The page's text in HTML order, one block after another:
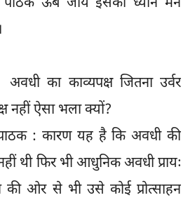
का काव्यपक्ष जितना उर्वर
नहीं ऐसा भला क्यों?
पाठक : कारण यह है कि अवधी की
थी फिर भी आधुनिक अवधी प्रायः
की ओर से भी उसे कोई प्रोत्साहन